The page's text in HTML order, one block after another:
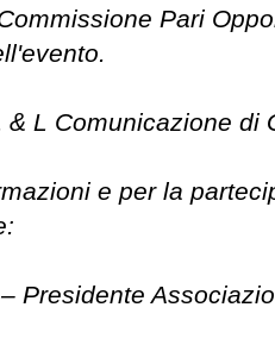
Pari
L Comunicazione di
e per la
Presidente